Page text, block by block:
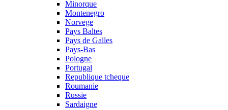
Minorque
Montenegro
Norvege
Pays Baltes
Pays de Galles
Pays-Bas
Pologne
Portugal
Republique tcheque
Roumanie
Russie
Sardaigne